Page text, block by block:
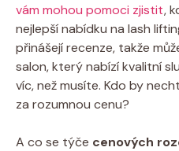
vám mohou pomoci zjistit,
nejlepší nabídku na lash
přinášejí recenze, takže
salon, který nabízí kvalitní
víc, než musíte. Kdo by
za rozumnou cenu?
A co se týče cenových